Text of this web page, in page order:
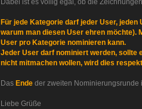
Dabei ist es völlig egal, ob die
Für jede Kategorie darf jeder User,
warum man diesen User ehren möchte).
User pro Kategorie nominieren kann.
Jeder User darf nominiert werden, sollte
nicht mitmachen wollen, wird dies
Das Endeder zweiten Nominierungsrunde
Liebe Grüße